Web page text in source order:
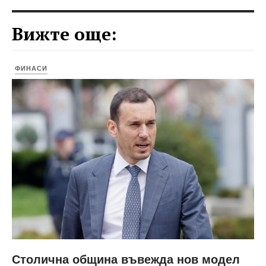
Вижте още:
ФИНАСИ
Столична община въвежда нов модел